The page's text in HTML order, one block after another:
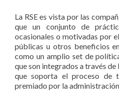
La RSE es vista por las
que un conjunto de
ocasionales o motivadas por
públicas u otros beneficios
como un amplio set de
que son integrados a través
que soporta el proceso de
premiado por la